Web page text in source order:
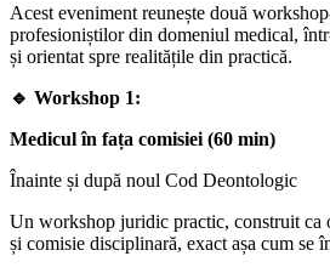
Acest eveniment reunește două
profesioniștilor din domeniul medical,
și orientat spre realitățile din practică.
🔹 Workshop 1:
Medicul în fața comisiei (60 min)
Înainte și după noul Cod Deontologic
Un workshop juridic practic, construit ca
și comisie disciplinară, exact așa cum se